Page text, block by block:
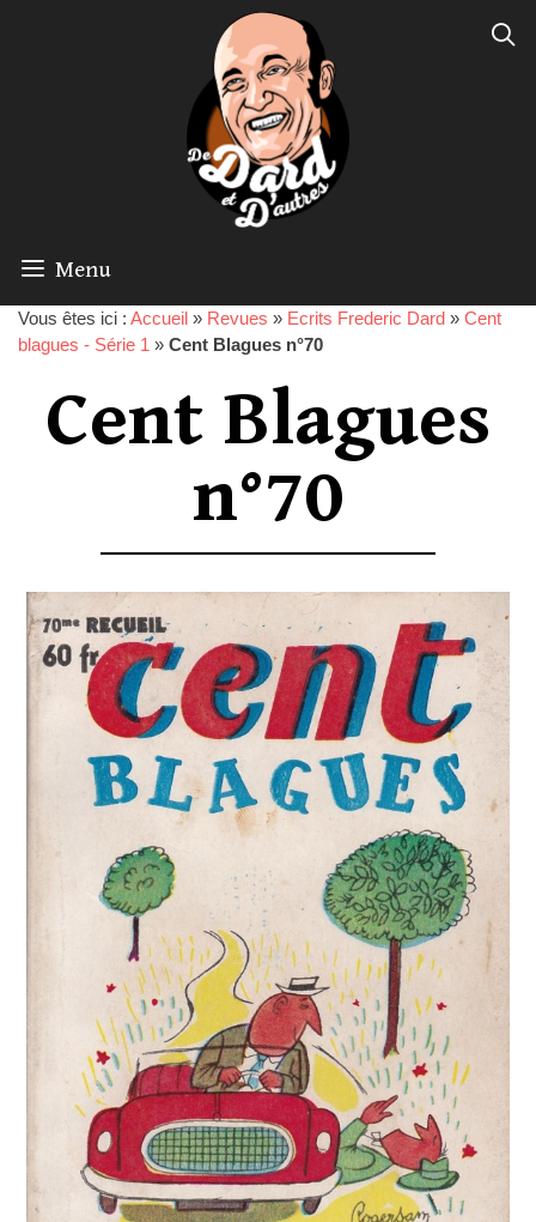
Menu
Vous êtes ici : Accueil » Revues » Ecrits Frederic Dard » Cent
blagues - Série 1 » Cent Blagues n°70
Cent Blagues
n°70